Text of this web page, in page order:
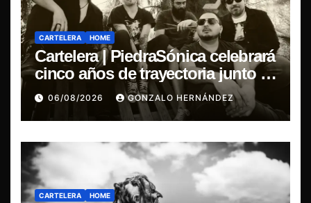
CARTELERA HOME
Cartelera | PiedraSónica celebrará
cinco años de trayectoria junto a
The Ganjas en el Bar de René
06/08/2026 GONZALO HERNÁNDEZ
CARTELERA HOME